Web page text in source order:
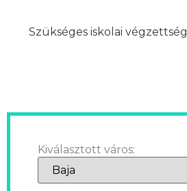
Szükséges iskolai
Kiválasztott város: